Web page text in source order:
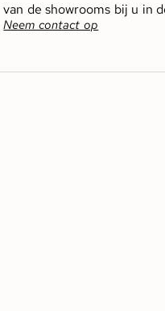
van de showrooms bij u in
Neem contact op